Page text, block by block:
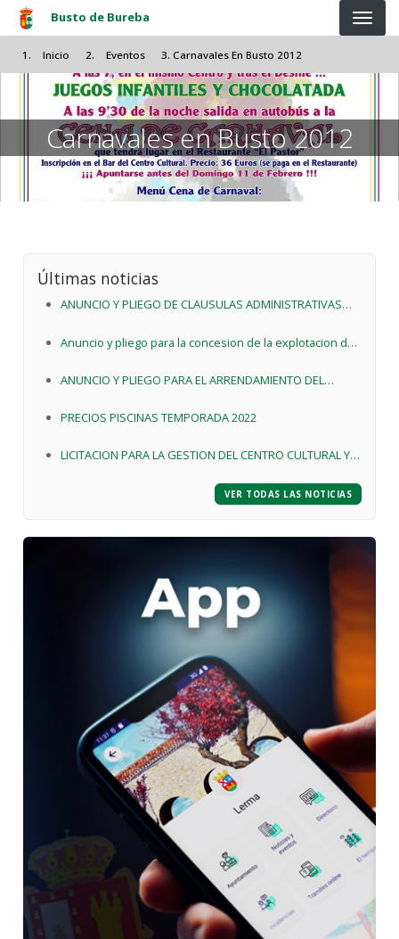
Pasar al contenido principal
Busto de Bureba
Inicio Eventos Carnavales En Busto 2012
Carnavales en Busto 2012
Últimas noticias
ANUNCIO Y PLIEGO DE CLAUSULAS ADMINISTRATIVAS
ARRENDAMIENTO DEL LOCALPARA DESTINARLO A
Anuncio y pliego para la concesion de la explotacion de
Bureba
ANUNCIO Y PLIEGO PARA EL ARRENDAMIENTO DEL
BUREBA
PRECIOS PISCINAS TEMPORADA 2022
LICITACION PARA LA GESTION DEL CENTRO CULTURAL Y
VER TODAS LAS NOTICIAS